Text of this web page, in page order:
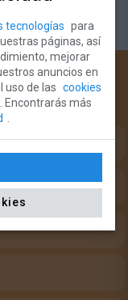
Toribio)
tecnologías para
páginas, así
mejorar
anuncios en
uso de las cookies
Encontrarás más